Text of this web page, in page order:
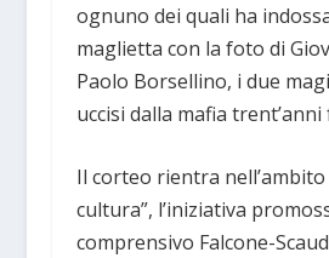
ognuno dei quali ha
maglietta con la foto di
Paolo Borsellino, i due
uccisi dalla mafia trent’anni
Il corteo rientra
cultura”, l’iniziativa
comprensivo Falcone-